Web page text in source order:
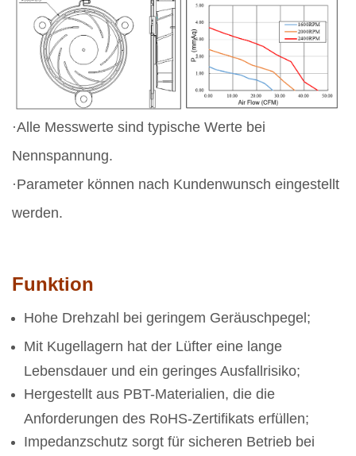
·Alle Messwerte sind typische Werte bei
Nennspannung.
·Parameter können nach Kundenwunsch eingestellt
werden.
Funktion
Hohe Drehzahl bei geringem Geräuschpegel;
Mit Kugellagern hat der Lüfter eine lange
Lebensdauer und ein geringes Ausfallrisiko;
Hergestellt aus PBT-Materialien, die die
Anforderungen des RoHS-Zertifikats erfüllen;
Impedanzschutz sorgt für sicheren Betrieb bei